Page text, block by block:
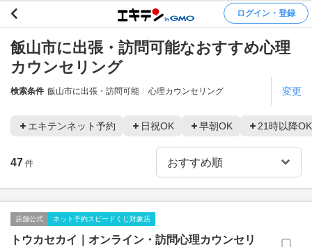
ログイン・登録
飯山市に出張・訪問可能なおすすめ心理
カウンセリング
検索条件 飯山市に出張・訪問可能 心理カウンセリング 変更
エキテンネット予約 日祝OK 早朝OK 21時以降OK
47 件
店舗公式 ネット予約スピードくじ対象店
トウカセカイ｜オンライン・訪問心理カウンセリ